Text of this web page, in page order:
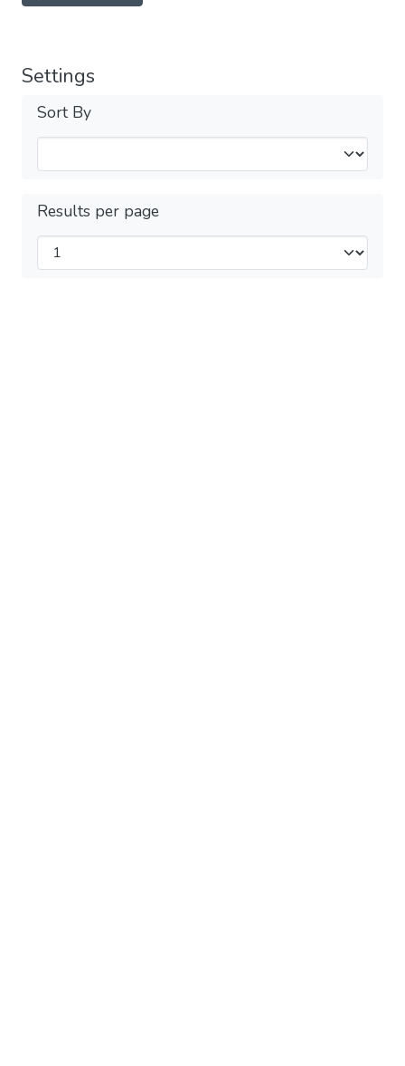
Settings
Sort By
Results per page